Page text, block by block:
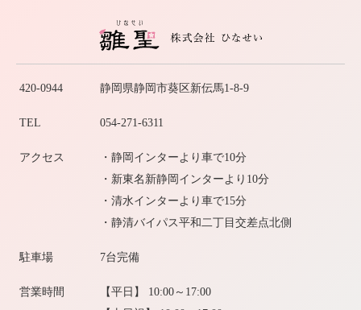
420-0944 静岡県静岡市葵区新伝馬1-8-9
TEL 054-271-6311
アクセス
・静岡インターより車で10分
・新東名新静岡インターより10分
・清水インターより車で15分
・静清バイパス平和二丁目交差点北側
駐車場 7台完備
営業時間
【平日】 10:00～17:00